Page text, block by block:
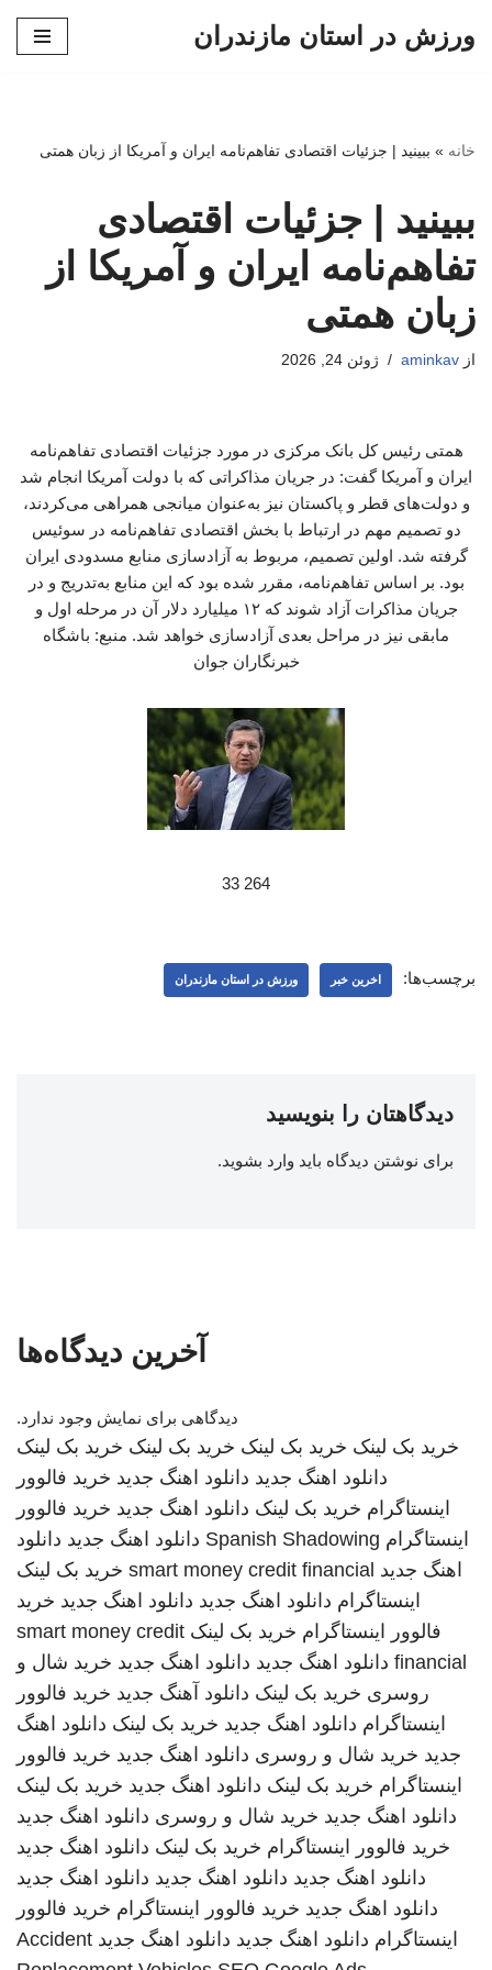
ورزش در استان مازندران
خانه » ببینید | جزئیات اقتصادی تفاهم‌نامه ایران و آمریکا از زبان همتی
ببینید | جزئیات اقتصادی
تفاهم‌نامه ایران و آمریکا از
زبان همتی
از aminkav ژوئن 24, 2026
همتی رئیس کل بانک مرکزی در مورد جزئیات اقتصادی تفاهم‌نامه
ایران و آمریکا گفت: در جریان مذاکراتی که با دولت آمریکا انجام شد
و دولت‌های قطر و پاکستان نیز به‌عنوان میانجی همراهی می‌کردند،
دو تصمیم مهم در ارتباط با بخش اقتصادی تفاهم‌نامه در سوئیس
گرفته شد. اولین تصمیم، مربوط به آزادسازی منابع مسدودی ایران
بود. بر اساس تفاهم‌نامه، مقرر شده بود که این منابع به‌تدریج و در
جریان مذاکرات آزاد شوند که ۱۲ میلیارد دلار آن در مرحله اول و
مابقی نیز در مراحل بعدی آزادسازی خواهد شد. منبع: باشگاه
خبرنگاران جوان
264 33
برچسب‌ها: اخرین خبر ورزش در استان مازندران
دیدگاهتان را بنویسید
برای نوشتن دیدگاه باید وارد بشوید.
آخرین دیدگاه‌ها
دیدگاهی برای نمایش وجود ندارد.
خرید بک لینک خرید بک لینک خرید بک لینک خرید بک لینک
دانلود اهنگ جدید دانلود اهنگ جدید خرید فالوور
اینستاگرام خرید بک لینک دانلود اهنگ جدید خرید فالوور
اینستاگرام Spanish Shadowing دانلود اهنگ جدید دانلود
اهنگ جدید smart money credit financial خرید بک لینک
اینستاگرام دانلود اهنگ جدید دانلود اهنگ جدید خرید
فالوور اینستاگرام خرید بک لینک smart money credit
financial دانلود اهنگ جدید دانلود اهنگ جدید خرید شال و
روسری خرید بک لینک دانلود آهنگ جدید خرید فالوور
اینستاگرام دانلود اهنگ جدید خرید بک لینک دانلود اهنگ
جدید خرید شال و روسری دانلود اهنگ جدید خرید فالوور
اینستاگرام خرید بک لینک دانلود اهنگ جدید خرید بک لینک
دانلود اهنگ جدید خرید شال و روسری دانلود اهنگ جدید
خرید فالوور اینستاگرام خرید بک لینک دانلود اهنگ جدید
دانلود اهنگ جدید دانلود اهنگ جدید دانلود اهنگ جدید
دانلود اهنگ جدید خرید فالوور اینستاگرام خرید فالوور
اینستاگرام دانلود اهنگ جدید دانلود اهنگ جدید Accident